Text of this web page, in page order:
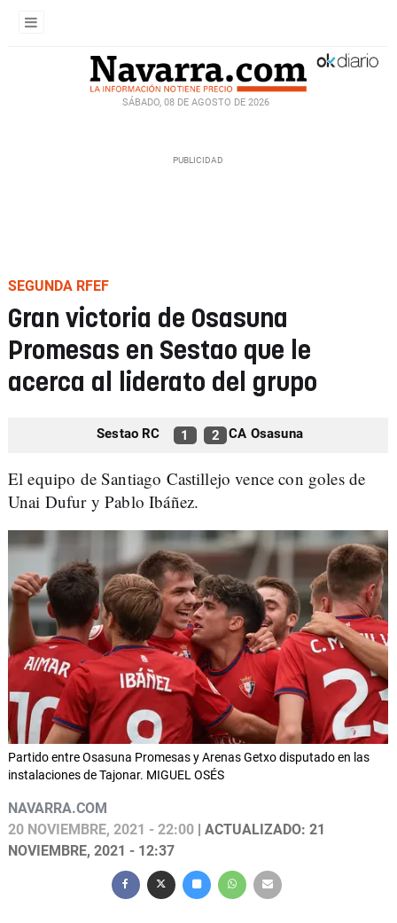
SÁBADO, 08 DE AGOSTO DE 2026
SEGUNDA RFEF
Gran victoria de Osasuna
Promesas en Sestao que le
acerca al liderato del grupo
Sestao RC 1 2 CA Osasuna
El equipo de Santiago Castillejo vence con goles de
Unai Dufur y Pablo Ibáñez.
Partido entre Osasuna Promesas y Arenas Getxo disputado en las
instalaciones de Tajonar. MIGUEL OSÉS
NAVARRA.COM
20 NOVIEMBRE, 2021 - 22:00 | ACTUALIZADO: 21
NOVIEMBRE, 2021 - 12:37